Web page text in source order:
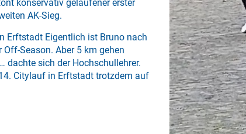
konservativ gelaufener erster
AK-Sieg.
Erftstadt Eigentlich ist Bruno nach
Season. Aber 5 km gehen
dachte sich der Hochschullehrer.
Citylauf in Erftstadt trotzdem auf